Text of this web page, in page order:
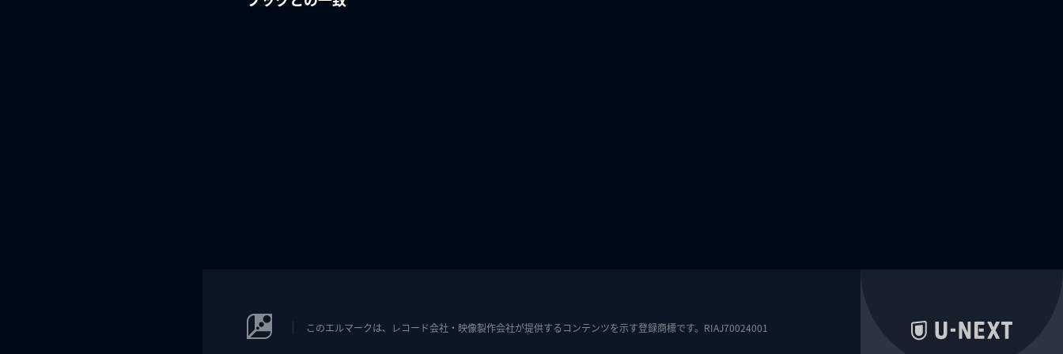
このエルマークは、レコード会社・映像製作会社が提供するコンテンツを示す登録商標です。RIAJ70024001